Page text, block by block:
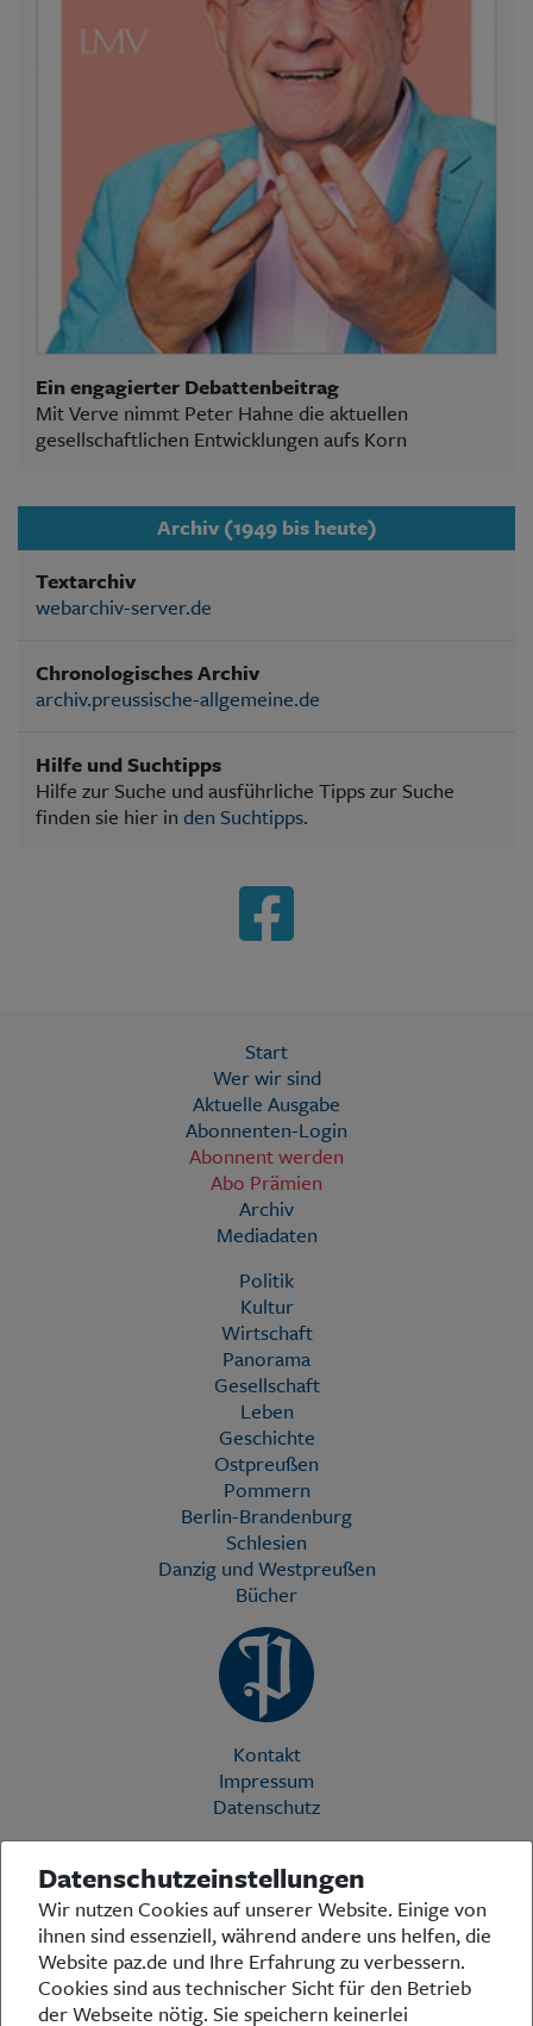
Ein engagierter Debattenbeitrag
Mit Verve nimmt Peter Hahne die aktuellen
gesellschaftlichen Entwicklungen aufs Korn
Archiv (1949 bis heute)
Textarchiv
webarchiv-server.de
Chronologisches Archiv
archiv.preussische-allgemeine.de
Hilfe und Suchtipps
Hilfe zur Suche und ausführliche Tipps zur Suche
finden sie hier in den Suchtipps.
Start
Wer wir sind
Aktuelle Ausgabe
Abonnenten-Login
Abonnent werden
Abo Prämien
Archiv
Mediadaten
Politik
Kultur
Wirtschaft
Panorama
Gesellschaft
Leben
Geschichte
Ostpreußen
Pommern
Berlin-Brandenburg
Schlesien
Danzig und Westpreußen
Bücher
Kontakt
Impressum
Datenschutz
Die Preußische Allgemeine Zeitung (PAZ) ist eine einzigartige Stimme
in der deutschen Medienlandschaft. Woche für Woche berichtet sie
über das aktuelle Zeitgeschehen in Politik, Kultur und Wirtschaft und
bezieht zu den grundlegenden Entwicklungen unserer Gesellschaft
Stellung. In ihrer Arbeit fühlt sich die Redaktion dem traditionellen
preußischen Wertekanon verpflichtet: Das alte Preußen stand und
Datenschutzeinstellungen
Wir nutzen Cookies auf unserer Website. Einige von
ihnen sind essenziell, während andere uns helfen, die
Website paz.de und Ihre Erfahrung zu verbessern.
Cookies sind aus technischer Sicht für den Betrieb
der Webseite nötig. Sie speichern keinerlei